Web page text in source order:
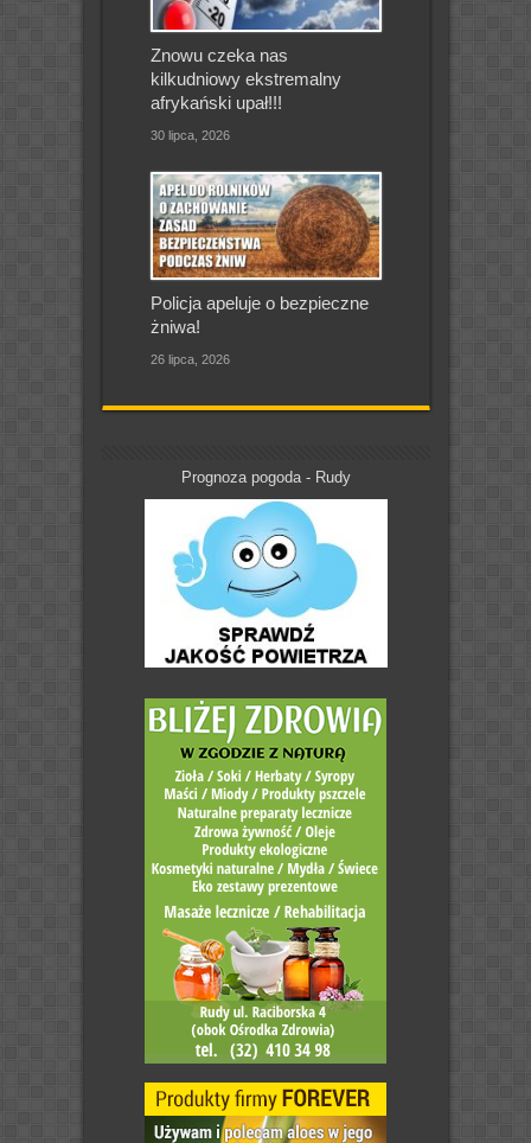
Znowu czeka nas
kilkudniowy ekstremalny
afrykański upał!!!
30 lipca, 2026
Policja apeluje o bezpieczne
żniwa!
26 lipca, 2026
Prognoza pogoda - Rudy